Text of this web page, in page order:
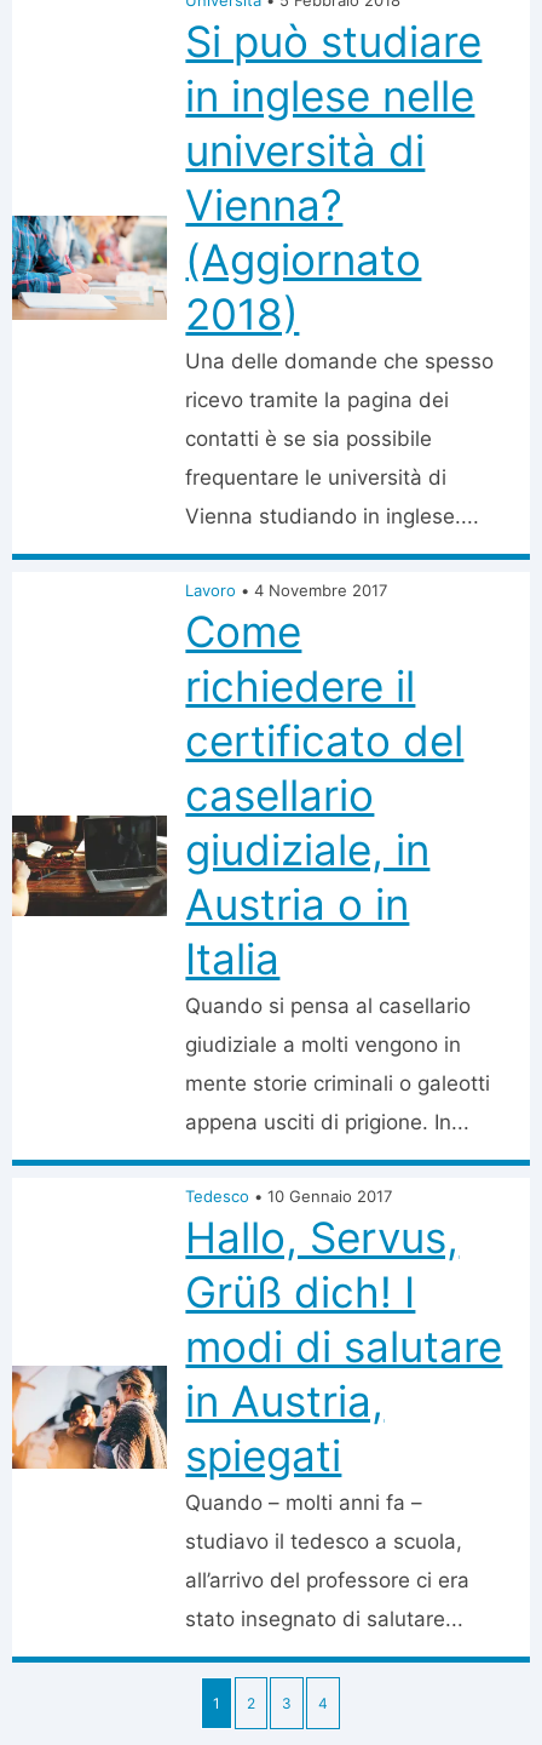
Si può studiare
in inglese nelle
università di
Vienna?
(Aggiornato
2018)
Una delle domande che spesso
ricevo tramite la pagina dei
contatti è se sia possibile
frequentare le università di
Vienna studiando in inglese....
Lavoro • 4 Novembre 2017
Come
richiedere il
certificato del
casellario
giudiziale, in
Austria o in
Italia
Quando si pensa al casellario
giudiziale a molti vengono in
mente storie criminali o galeotti
appena usciti di prigione. In...
Tedesco • 10 Gennaio 2017
Hallo, Servus,
Grüß dich! I
modi di salutare
in Austria,
spiegati
Quando – molti anni fa –
studiavo il tedesco a scuola,
all’arrivo del professore ci era
stato insegnato di salutare...
1 2 3 4